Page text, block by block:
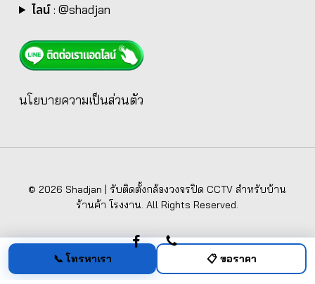
ไลน์: @shadjan
นโยบายความเป็นส่วนตัว
📞 โทรหาเรา 📋 ขอราคา
© 2026 Shadjan | รับติดตั้งกล้องวงจรปิด CCTV สำหรับบ้าน
ร้านค้า โรงงาน. All Rights Reserved.
facebookphone